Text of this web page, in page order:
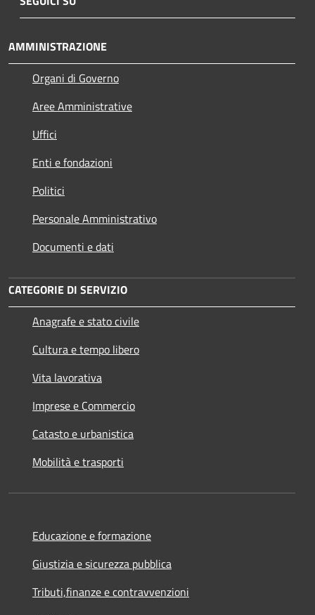
AMMINISTRAZIONE
Organi di Governo
Aree Amministrative
Uffici
Enti e fondazioni
Politici
Personale Amministrativo
Documenti e dati
CATEGORIE DI SERVIZIO
Anagrafe e stato civile
Cultura e tempo libero
Vita lavorativa
Imprese e Commercio
Catasto e urbanistica
Mobilità e trasporti
Educazione e formazione
Giustizia e sicurezza pubblica
Tributi,finanze e contravvenzioni